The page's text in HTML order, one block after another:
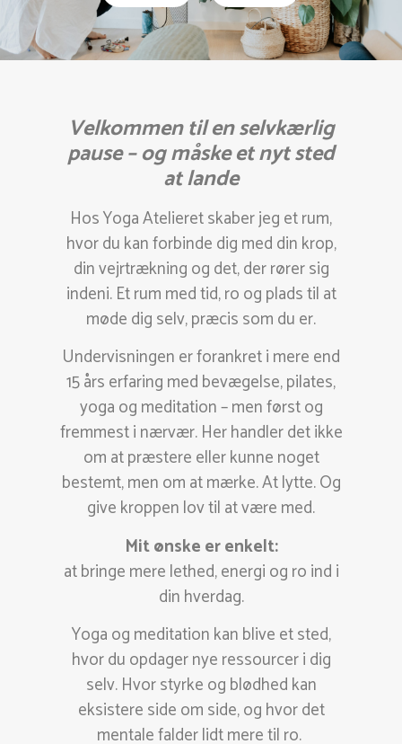
Velkommen til en selvkærlig
pause – og måske et nyt sted
at lande
Hos Yoga Atelieret skaber jeg et rum,
hvor du kan forbinde dig med din krop,
din vejrtrækning og det, der rører sig
indeni. Et rum med tid, ro og plads til at
møde dig selv, præcis som du er.
Undervisningen er forankret i mere end
15 års erfaring med bevægelse, pilates,
yoga og meditation – men først og
fremmest i nærvær. Her handler det ikke
om at præstere eller kunne noget
bestemt, men om at mærke. At lytte. Og
give kroppen lov til at være med.
Mit ønske er enkelt:
at bringe mere lethed, energi og ro ind i
din hverdag.
Yoga og meditation kan blive et sted,
hvor du opdager nye ressourcer i dig
selv. Hvor styrke og blødhed kan
eksistere side om side, og hvor det
mentale falder lidt mere til ro.